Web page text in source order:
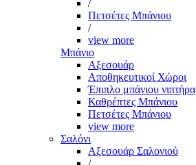
/
Πετσέτες Μπάνιου
/
view more
Μπάνιο
Αξεσουάρ
Αποθηκευτικοί Χώροι
Έπιπλο μπάνιου νιπτήρα
Καθρέπτες Μπάνιου
Πετσέτες Μπάνιου
view more
Σαλόνι
Αξεσουάρ Σαλονιού